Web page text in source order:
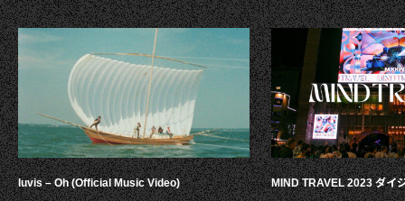
luvis – Oh (Official Music Video) MIND TRAVEL 2023 ダイ